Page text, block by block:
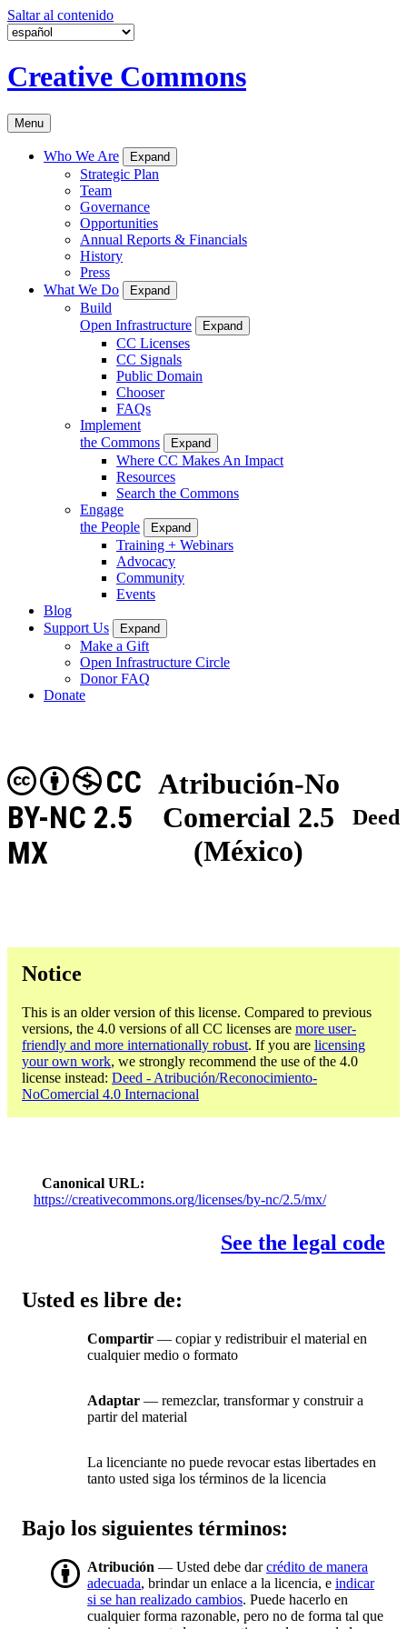
Saltar al contenido
Creative Commons
Menu
Who We Are Expand
Strategic Plan
Team
Governance
Opportunities
Annual Reports & Financials
History
Press
What We Do
Expand
Build
Open Infrastructure
Expand
CC Licenses
CC Signals
Public Domain
Chooser
FAQs
Implement
the Commons
Expand
Where CC Makes An Impact
Resources
Search the Commons
Engage
the People
Expand
Training + Webinars
Advocacy
Community
Events
Blog
Support Us
Expand
Make a Gift
Open Infrastructure Circle
Donor FAQ
Donate
Atribución-No
Comercial 2.5
(México)
CC
BY-NC 2.5
MX
Deed
Notice
This is an older version of this license. Compared to previous
versions, the 4.0 versions of all CC licenses are more user-
friendly and more internationally robust. If you are licensing
your own work, we strongly recommend the use of the 4.0
license instead: Deed - Atribución/Reconocimiento-
NoComercial 4.0 Internacional
Canonical URL
https://creativecommons.org/licenses/by-nc/2.5/mx/
See the legal code
Usted es libre de:
Compartir — copiar y redistribuir el material en
cualquier medio o formato
Adaptar — remezclar, transformar y construir a
partir del material
La licenciante no puede revocar estas libertades en
tanto usted siga los términos de la licencia
Bajo los siguientes términos:
Atribución — Usted debe darcrédito de manera
adecuada, brindar un enlace a la licencia, e indicar
si se han realizado cambios. Puede hacerlo en
cualquier forma razonable, pero no de forma tal que